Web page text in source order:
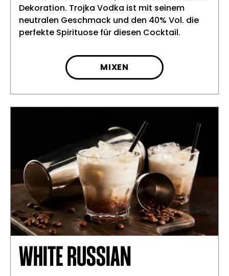
Dekoration. Trojka Vodka ist mit seinem
neutralen Geschmack und den 40% Vol. die
perfekte Spirituose für diesen Cocktail.
MIXEN
WHITE RUSSIAN